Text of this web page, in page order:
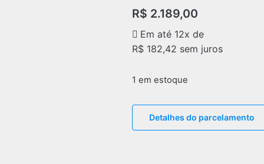
R$ 2.189,00
Em até 12x de
R$ 182,42 sem juros
1 em estoque
Detalhes do parcelamento